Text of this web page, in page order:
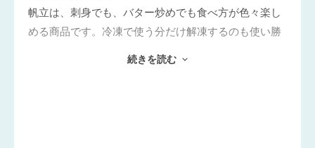
帆立は、刺身でも、バター炒めでも食べ方が色々楽し
める商品です。冷凍で使う分だけ解凍するのも使い勝
続きを読む